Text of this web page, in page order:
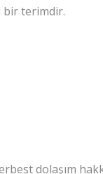
bir terimdir.
dolaşım